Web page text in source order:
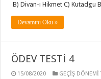
B) Divan-ı Hikmet
Devamını Oku »
ÖDEV TESTİ 4
15/08/2020 GEÇİŞ DÖNEMİ